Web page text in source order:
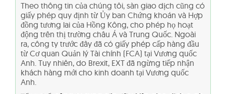
Theo thông tin của chúng tôi, sàn giao dịch cũng có
giấy phép quy định từ Ủy ban Chứng khoán và Hợp
đồng tương lai của Hồng Kông, cho phép họ hoạt
động trên thị trường châu Á và Trung Quốc. Ngoài
ra, công ty trước đây đã có giấy phép cấp hàng đầu
từ Cơ quan Quản lý Tài chính (FCA) tại Vương quốc
Anh. Tuy nhiên, do Brexit, EXT đã ngừng tiếp nhận
khách hàng mới cho kinh doanh tại Vương quốc
Anh.